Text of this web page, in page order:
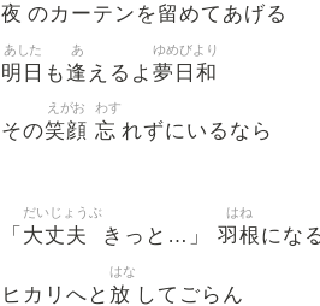
夜 のカーテンを留めてあげる
明日
あした
も逢
あ
えるよ 夢日和
ゆめびより
その笑顔
えがお
忘
わす
れずにいるなら
「 大丈夫
だいじょうぶ
きっと…」 羽根
はね
にな
ヒカリへと 放
はな
してごらん